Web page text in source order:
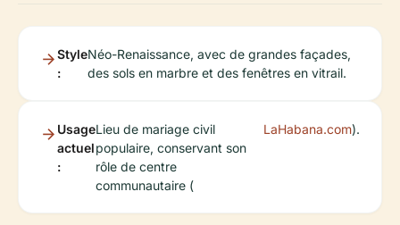
Style
:
Néo-Renaissance, avec de grandes façades,
des sols en marbre et des fenêtres en vitrail.
Usage
actuel
:
Lieu de mariage civil
populaire, conservant son
rôle de centre
communautaire (
LaHabana.com).